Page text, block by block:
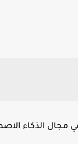
من أفضل أدوات التصميم السهلة،